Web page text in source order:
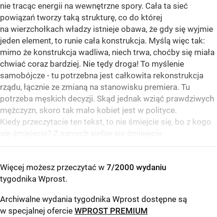
nie tracąc energii na wewnętrzne spory. Cała ta sieć
powiązań tworzy taką strukturę, co do której
na wierzchołkach władzy istnieje obawa, że gdy się wyjmie
jeden element, to runie cała konstrukcja. Myślą więc tak:
mimo że konstrukcja wadliwa, niech trwa, choćby się miała
chwiać coraz bardziej. Nie tędy droga! To myślenie
samobójcze - tu potrzebna jest całkowita rekonstrukcja
rządu, łącznie ze zmianą na stanowisku premiera. Tu
potrzeba męskich decyzji. Skąd jednak wziąć prawdziwych
mężczyzn, skoro tak mało kobiet jest w polityce.
Kiedy przeczytacie ten tekst, to nie śmiejcie się, bo z kogo
się śmiejecie? Z samych siebie się śmiejecie.
Więcej możesz przeczytać w 7/2000 wydaniu
tygodnika Wprost.
Archiwalne wydania tygodnika Wprost dostępne są
w specjalnej ofercie WPROST PREMIUM